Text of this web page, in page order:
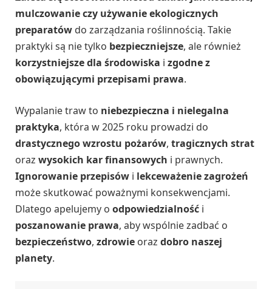
mulczowanie czy używanie ekologicznych
preparatów do zarządzania roślinnością. Takie
praktyki są nie tylko bezpieczniejsze, ale również
korzystniejsze dla środowiska i zgodne z
obowiązującymi przepisami prawa.
Wypalanie traw to niebezpieczna i nielegalna
praktyka, która w 2025 roku prowadzi do
drastycznego wzrostu pożarów, tragicznych strat
oraz wysokich kar finansowych i prawnych.
Ignorowanie przepisów i lekceważenie zagrożeń
może skutkować poważnymi konsekwencjami.
Dlatego apelujemy o odpowiedzialność i
poszanowanie prawa, aby wspólnie zadbać o
bezpieczeństwo, zdrowie oraz dobro naszej
planety.